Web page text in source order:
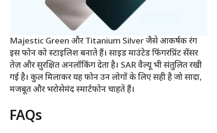
Majestic Green और Titanium Silver जैसे आकर्षक रंग
इस फोन को स्टाइलिश बनाते हैं। साइड माउंटेड फिंगरप्रिंट सेंसर
तेज़ और सुरक्षित अनलॉकिंग देता है। SAR वैल्यू भी संतुलित रखी
गई है। कुल मिलाकर यह फोन उन लोगों के लिए सही है जो सादा,
मजबूत और भरोसेमंद स्मार्टफोन चाहते हैं।
FAQs